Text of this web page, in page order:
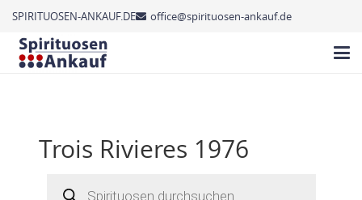
SPIRITUOSEN-ANKAUF.DE office@spirituosen-ankauf.de
Trois Rivieres 1976
search